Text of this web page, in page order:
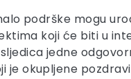
podrške mogu
koji će biti u
jedne
je okupljene